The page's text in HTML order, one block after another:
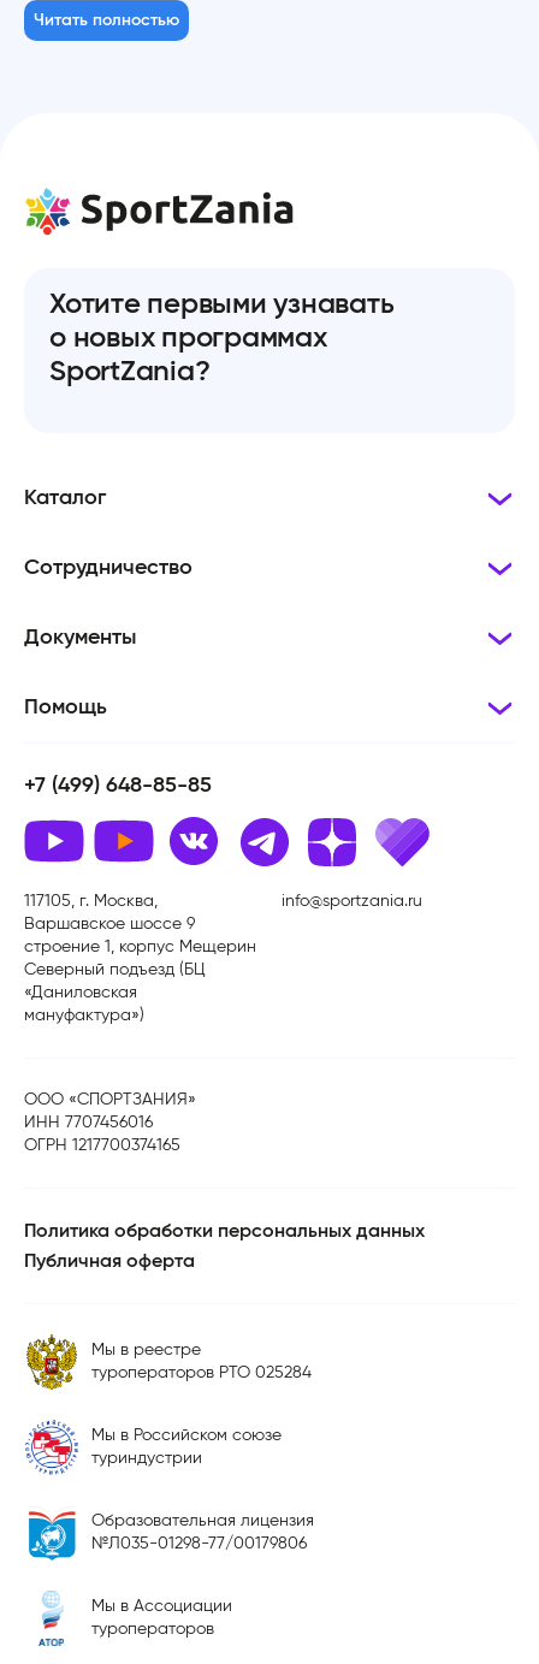
Читать полностью
Хотите первыми узнавать
о новых программах
SportZania?
Каталог
Сотрудничество
Документы
Помощь
+7 (499) 648-85-85
117105, г. Москва,
Варшавское шоссе 9
строение 1, корпус Мещерин
Северный подъезд (БЦ
«Даниловская
мануфактура»)
info@sportzania.ru
ООО «СПОРТЗАНИЯ»
ИНН 7707456016
ОГРН 1217700374165
Политика обработки персональных данных
Публичная оферта
Мы в реестре
туроператоров РТО 025284
Мы в Российском союзе
туриндустрии
Образовательная лицензия
№Л035-01298-77/00179806
Мы в Ассоциации
туроператоров